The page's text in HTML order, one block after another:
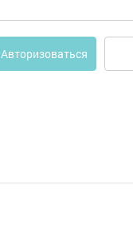
Авторизоваться